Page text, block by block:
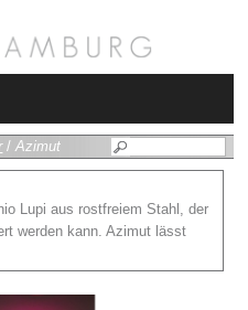
/Azimut
Lupi aus rostfreiem Stahl, der
werden kann. Azimut lässt